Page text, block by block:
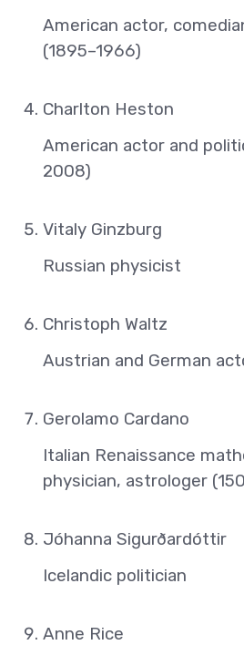
American actor,
(1895–1966)
Charlton Heston
American actor and
2008)
Vitaly Ginzburg
Russian physicist
Christoph Waltz
Austrian and German
Gerolamo Cardano
Italian Renaissance
physician, astrologer
Jóhanna Sigurðardóttir
Icelandic politician
Anne Rice